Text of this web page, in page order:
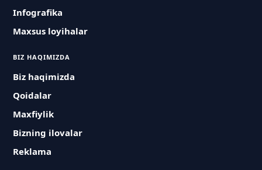
Infografika
Maxsus loyihalar
BIZ HAQIMIZDA
Biz haqimizda
Qoidalar
Maxfiylik
Bizning ilovalar
Reklama